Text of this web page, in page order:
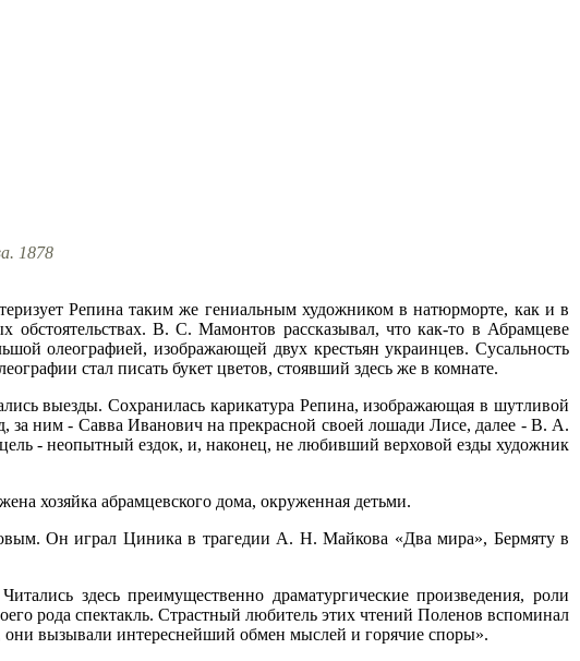
1878
Репина таким же гениальным художником в натюрморте, как и в
В. С. Мамонтов рассказывал, что как-то в Абрамцеве
олеографией, изображающей двух крестьян украинцев. Сусальность
стал писать букет цветов, стоявший здесь же в комнате.
выезды. Сохранилась карикатура Репина, изображающая в шутливой
за ним - Савва Иванович на прекрасной своей лошади Лисе, далее - В. А.
- неопытный ездок, и, наконец, не любивший верховой езды художник
хозяйка абрамцевского дома, окруженная детьми.
Он играл Циника в трагедии А. Н. Майкова «Два мира», Бермяту в
здесь преимущественно драматургические произведения, роли
рода спектакль. Страстный любитель этих чтений Поленов вспоминал
вызывали интереснейший обмен мыслей и горячие споры».